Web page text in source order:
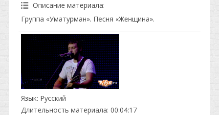
Описание материала:
Группа «Уматурман». Песня «Женщина».
Язык: Русский
Длительность материала: 00:04:17